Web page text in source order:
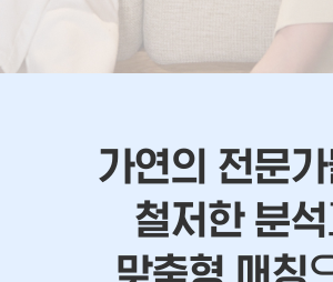
가연의 전문
철저한 분석
맞춤형 매칭